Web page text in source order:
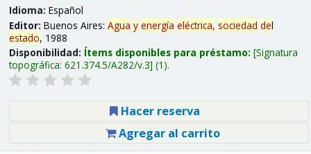
Idioma: Español
Editor: Buenos Aires: Agua y energía eléctrica, sociedad del
estado, 1988
Disponibilidad: Ítems disponibles para préstamo: Signatura
topográfica: 621.374.5/A282/v.3 (1).
Hacer reserva
Agregar al carrito